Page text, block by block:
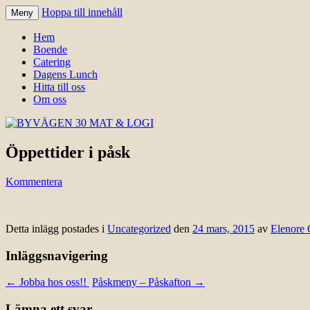
BYVÄGEN 30 MAT & LOGI
Meny Hoppa till innehåll
Hem
Boende
Catering
Dagens Lunch
Hitta till oss
Om oss
Öppettider i påsk
Kommentera
Detta inlägg postades i Uncategorized den 24 mars, 2015 av Elenore
Inläggsnavigering
← Jobba hos oss!! Påskmeny – Påskafton →